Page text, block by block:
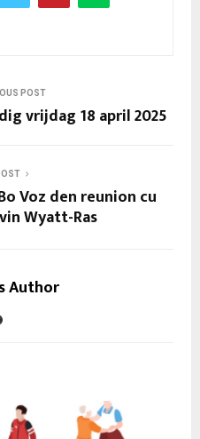
POST
vrijdag 18 april 2025
Voz den reunion cu
Wyatt-Ras
Author